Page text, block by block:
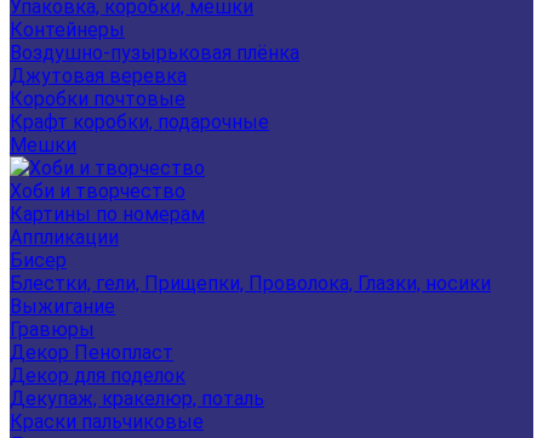
Упаковка, коробки, мешки
Контейнеры
Воздушно-пузырьковая плёнка
Джутовая веревка
Коробки почтовые
Крафт коробки, подарочные
Мешки
Хоби и творчество
Картины по номерам
Аппликации
Бисер
Блестки, гели, Прищепки, Проволока, Глазки, носики
Выжигание
Гравюры
Декор Пенопласт
Декор для поделок
Декупаж, кракелюр, поталь
Краски пальчиковые